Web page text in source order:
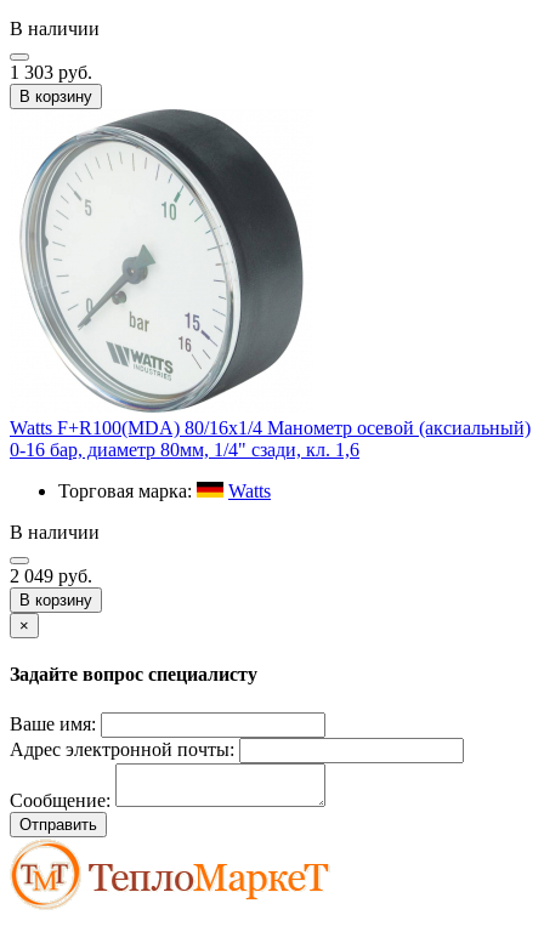
В наличии
1 303 руб.
В корзину
Watts F+R100(MDA) 80/16х1/4 Манометр осевой (аксиальный)
0-16 бар, диаметр 80мм, 1/4" сзади, кл. 1,6
Торговая марка:
Watts
В наличии
2 049 руб.
В корзину
×
Задайте вопрос специалисту
Ваше имя:
Адрес электронной почты:
Сообщение:
Отправить